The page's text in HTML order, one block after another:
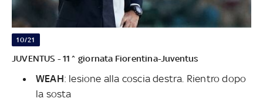
10/21
JUVENTUS - 11^ giornata Fiorentina-Juventus
WEAH: lesione alla coscia destra. Rientro dopo
la sosta